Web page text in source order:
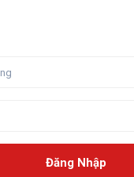
Đăng Nhập